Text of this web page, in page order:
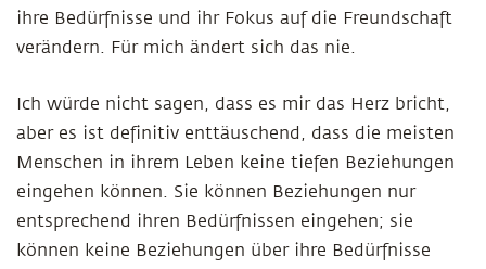
ihre Bedürfnisse und ihr Fokus auf die Freundschaft
verändern. Für mich ändert sich das nie.
Ich würde nicht sagen, dass es mir das Herz bricht,
aber es ist definitiv enttäuschend, dass die meisten
Menschen in ihrem Leben keine tiefen Beziehungen
eingehen können. Sie können Beziehungen nur
entsprechend ihren Bedürfnissen eingehen; sie
können keine Beziehungen über ihre Bedürfnisse